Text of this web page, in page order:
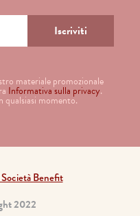
materiale promozionale
Informativa sulla privacy.
qualsiasi momento.
Benefit
2022